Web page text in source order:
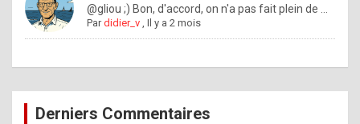
w
o
e
@gliou ;) Bon, d'accord, on n'a pas fait plein de ...
Pardidier_v ,Il y a 2 mois
Derniers Commentaires